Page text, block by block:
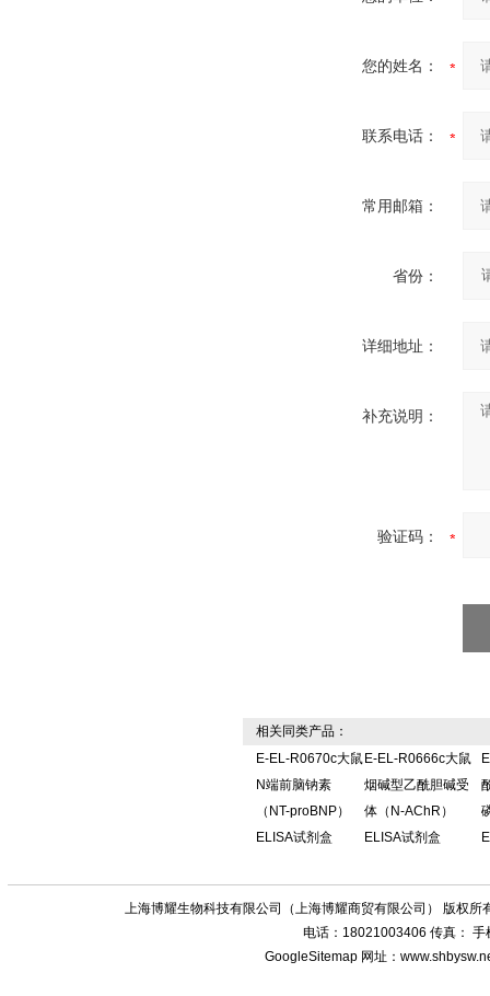
您的姓名：
联系电话：
常用邮箱：
省份：
详细地址：
补充说明：
验证码：
相关同类产品：
E-EL-R0670c大鼠
N端前脑钠素
（NT-proBNP）
ELISA试剂盒
E-EL-R0666c大鼠
烟碱型乙酰胆碱受
体（N-AChR）
ELISA试剂盒
上海博耀生物科技有限公司（上海博耀商贸有限公司） 版权所
电话：18021003406 传真： 手
GoogleSitemap 网址：